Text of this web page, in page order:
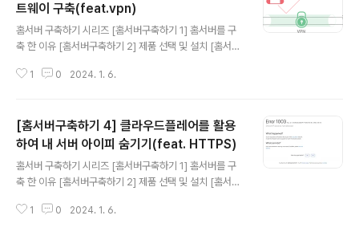
[홈서버구축하기 7] 공유 스토리지를 만들어보자(feat. 시
놀로지) [홈서버구축하기 8] 완성된 내 홈서버 네트워크 구
성도 및 홈서버 배치 모습 그리고 총 비용 홈서버에서 서비
스 운영을 위해서 나는 Docker 그리고 Docker Swarm
사용했다. 이번글에는 그 이유와, 사용법을 서술 ..
트웨이 구축(feat.vpn)
홈서버 구축하기 시리즈 [홈서버구축하기 1] 홈서버를 구
축 한 이유 [홈서버구축하기 2] 제품 선택 및 설치 [홈서버
고 DDNS [홈서버구축하기 4] 클라우드플레어를 활용하
서버구축하기 6] Docker 및 Docker Swarm 설정하기
[홈서버구축하기 7] 공유 스토리지를 만들어보자(feat. 시
놀로지) [홈서버구축하기 8] 완성된 내 홈서버 네트워크 구
성도 및 홈서버 배치 모습 그리고 총 비용 내가 처음 홈서버
구축에 크게 걱정하던 것 중 하나가 DDoS이다. 첫째, Clo
udflare에서 DDoS 보호모드가 있다라고는 ..
1 0 2024. 1. 6.
[홈서버구축하기 4] 클라우드플레어를 활용
하여 내 서버 아이피 숨기기(feat. HTTPS)
홈서버 구축하기 시리즈 [홈서버구축하기 1] 홈서버를 구
축 한 이유 [홈서버구축하기 2] 제품 선택 및 설치 [홈서버
고 DDNS [홈서버구축하기 4] 클라우드플레어를 활용하
1 0 2024. 1. 6.